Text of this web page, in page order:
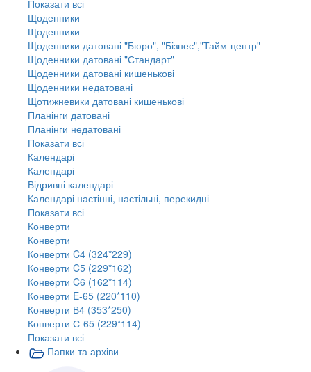
Показати всі
Щоденники
Щоденники
Щоденники датовані "Бюро", "Бізнес","Тайм-центр"
Щоденники датовані "Стандарт"
Щоденники датовані кишенькові
Щоденники недатовані
Щотижневики датовані кишенькові
Планінги датовані
Планінги недатовані
Показати всі
Календарі
Календарі
Відривні календарі
Календарі настінні, настільні, перекидні
Показати всі
Конверти
Конверти
Конверти C4 (324*229)
Конверти C5 (229*162)
Конверти C6 (162*114)
Конверти E-65 (220*110)
Конверти В4 (353*250)
Конверти С-65 (229*114)
Показати всі
Папки та архіви